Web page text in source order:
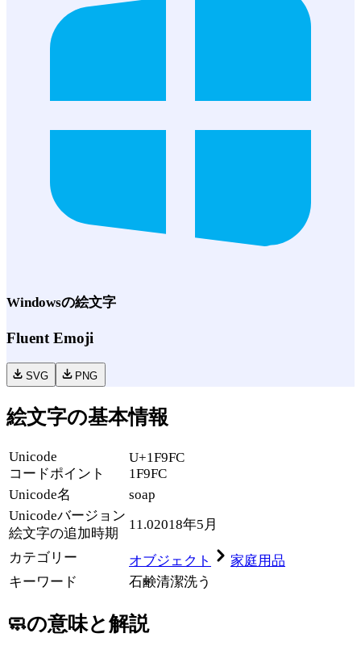
Windowsの絵文字
Fluent Emoji
SVG PNG
絵文字の基本情報
Unicode
コードポイント
U+1F9FC
1F9FC
Unicode名
soap
Unicodeバージョン
絵文字の追加時期
11.02018年5月
カテゴリー オブジェクト
家庭用品
キーワード
石鹸清潔洗う
🧼の意味と解説